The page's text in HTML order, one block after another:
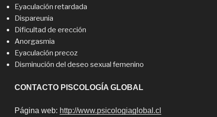
Eyaculación retardada
Dispareunia
Dificultad de erección
Anorgasmia
Eyaculación precoz
Disminución del deseo sexual femenino
CONTACTO PISCOLOGÍA GLOBAL
Página web: http://www.psicologiaglobal.cl